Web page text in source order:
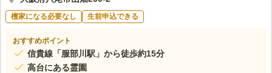
檀家になる必要なし 生前申込できる
おすすめポイント
信貴線「服部川駅」から徒歩約15分
高台にある霊園